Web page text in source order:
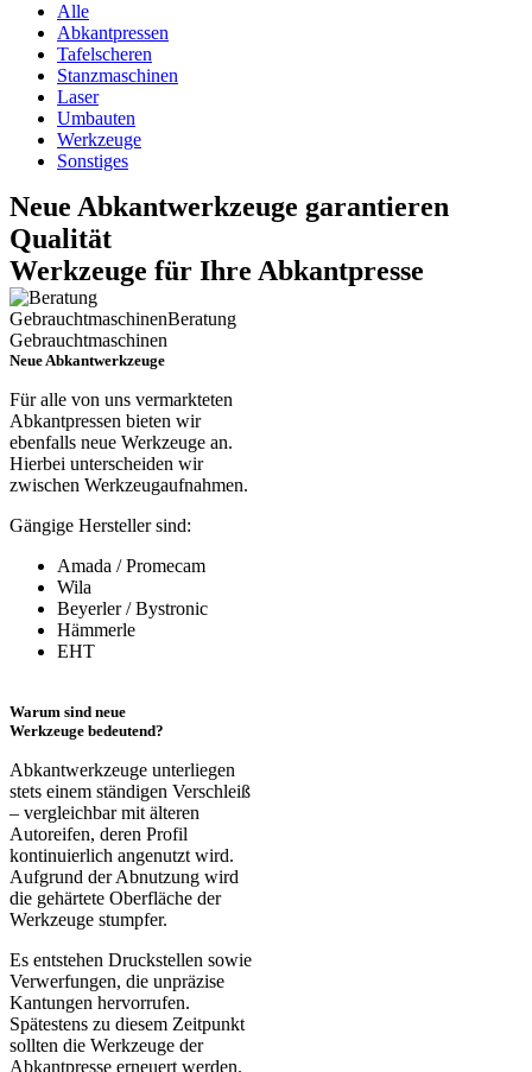
Alle
Abkantpressen
Tafelscheren
Stanzmaschinen
Laser
Umbauten
Werkzeuge
Sonstiges
Neue Abkantwerkzeuge garantieren
Qualität
Werkzeuge für Ihre Abkantpresse
Neue Abkantwerkzeuge
Für alle von uns vermarkteten
Abkantpressen bieten wir
ebenfalls neue Werkzeuge an.
Hierbei unterscheiden wir
zwischen Werkzeugaufnahmen.
Gängige Hersteller sind:
Amada / Promecam
Wila
Beyerler / Bystronic
Hämmerle
EHT
Warum sind neue
Werkzeuge bedeutend?
Abkantwerkzeuge unterliegen
stets einem ständigen Verschleiß
– vergleichbar mit älteren
Autoreifen, deren Profil
kontinuierlich angenutzt wird.
Aufgrund der Abnutzung wird
die gehärtete Oberfläche der
Werkzeuge stumpfer.
Es entstehen Druckstellen sowie
Verwerfungen, die unpräzise
Kantungen hervorrufen.
Spätestens zu diesem Zeitpunkt
sollten die Werkzeuge der
Abkantpresse erneuert werden.